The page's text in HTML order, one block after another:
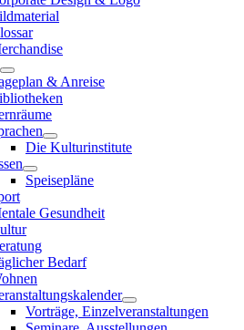
& Anreise
Die Kulturinstitute
Speisepläne
Gesundheit
Bedarf
Vorträge, Einzelveranstaltungen